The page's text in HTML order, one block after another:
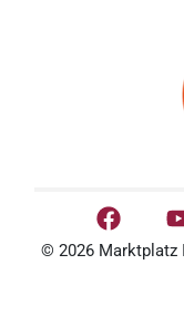
© 2026 Marktplatz